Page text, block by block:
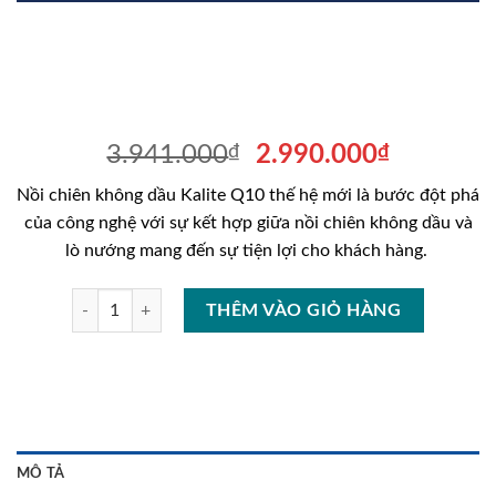
3.941.000₫
Giá
gốc
là:
3.941.000₫.
2.990.000₫Giá
tại
là:
Nồi chiên không dầu Kalite Q10 thế hệ mới là bước đột phá
của công nghệ với sự kết hợp giữa nồi chiên không dầu và
lò nướng mang đến sự tiện lợi cho khách hàng.
Nồi chiên không dầu Kalite Q10 số lượng
THÊM VÀO GIỎ HÀNG
MÔ TẢ